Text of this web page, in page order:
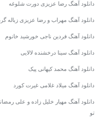
دانلود آهنگ رضا عزیزی دورت شلوغه
دانلود آهنگ مهراب و رضا عزیزی زباله
دانلود آهنگ فردین ناجی خورشید خانوم
دانلود آهنگ سینا درخشنده لالایی
دانلود آهنگ محمد کیهانی پیک
دانلود آهنگ میلاد غلامی غیرت کورد
دانلود آهنگ مهیار خلیل زاده و علی
تو